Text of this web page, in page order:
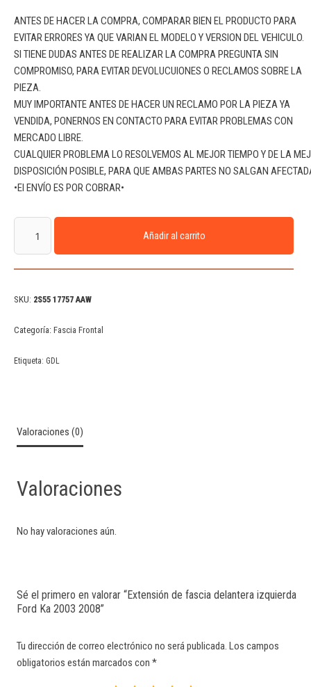
ANTES DE HACER LA COMPRA, COMPARAR BIEN EL PRODUCTO PARA
EVITAR ERRORES YA QUE VARIAN EL MODELO Y VERSION DEL VEHICULO.
SI TIENE DUDAS ANTES DE REALIZAR LA COMPRA PREGUNTA SIN
COMPROMISO, PARA EVITAR DEVOLUCUIONES O RECLAMOS SOBRE LA
PIEZA.
MUY IMPORTANTE ANTES DE HACER UN RECLAMO POR LA PIEZA YA
VENDIDA, PONERNOS EN CONTACTO PARA EVITAR PROBLEMAS CON
MERCADO LIBRE.
CUALQUIER PROBLEMA LO RESOLVEMOS AL MEJOR TIEMPO Y DE LA
DISPOSICIÓN POSIBLE, PARA QUE AMBAS PARTES NO SALGAN
•El ENVÍO ES POR COBRAR•
Añadir al carrito
SKU: 2S55 17757 AAW
Categoría: Fascia Frontal
Etiqueta: GDL
Valoraciones (0)
Valoraciones
No hay valoraciones aún.
Sé el primero en valorar “Extensión de fascia delantera izquierda
Ford Ka 2003 2008”
Tu dirección de correo electrónico no será publicada. Los campos
obligatorios están marcados con *